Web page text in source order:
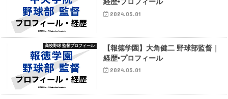
経歴•プロフィール
2024.05.01
高校野球 監督プロフィール
【報徳学園】大角健二 野球部監督｜
経歴•プロフィール
2024.05.01